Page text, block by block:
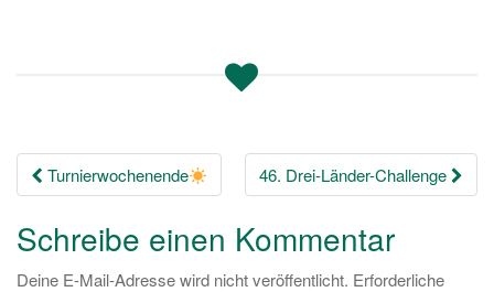
Beitrags-
Navigation
Turnierwochenende 46. Drei-Länder-Challenge
Schreibe einen Kommentar
Deine E-Mail-Adresse wird nicht veröffentlicht. Erforderliche